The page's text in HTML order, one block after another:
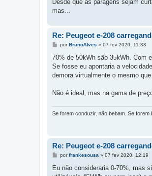
Desde que as paragens sejam
mas...
Re: Peugeot e-208
M
n
a
g
porBrunoAlves » 07 fev 2020, 11:33
70% de 50kWh são 35kWh. Com
Se fosse eu apontaria a
demora virtualmente o mesmo
Não é ideal, mas na gama de
Se forem conduzir, não bebam. Se forem
Re: Peugeot e-208
M
n
porfrankesousa » 07 fev 2020, 12:19
Eu não consideraria 0-70%, mas